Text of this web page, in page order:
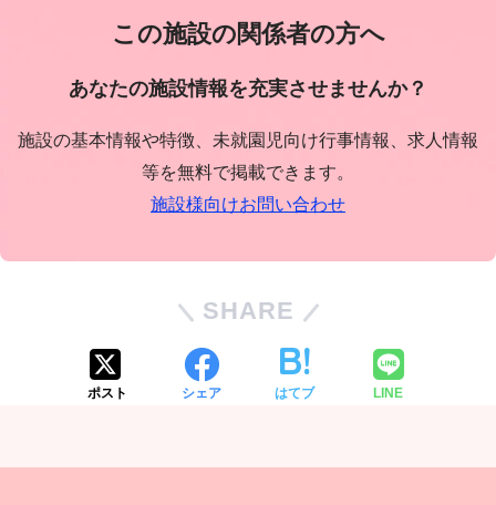
この施設の関係者の方へ
あなたの施設情報を充実させませんか？
施設の基本情報や特徴、未就園児向け行事情報、求人情報
等を無料で掲載できます。
施設様向けお問い合わせ
SHARE
ポスト シェア はてブ LINE